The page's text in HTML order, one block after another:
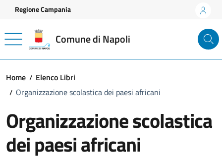
Vai ai contenuti
Vai al footer
Regione Campania
Comune di Napoli
Home
Elenco Libri
Organizzazione scolastica dei paesi africani
Organizzazione scolastica
dei paesi africani